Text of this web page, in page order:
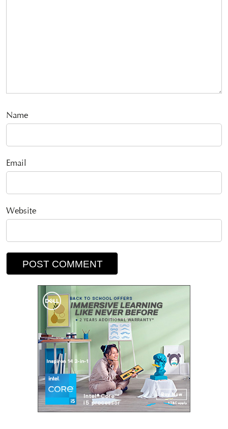
Name
Email
Website